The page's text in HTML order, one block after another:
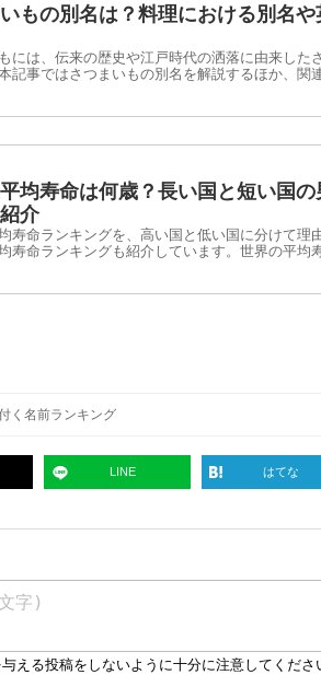
もの別名は？料理における別名
には、伝来の歴史や江戸時代の洒落に由来した
記事ではさつまいもの別名を解説するほか、関
均寿命は何歳？長い国と短い国の
介
寿命ランキングを、高い国と低い国に分けて理
寿命ランキングも紹介しています。世界の平均
く名前ランキング
LINE はてな